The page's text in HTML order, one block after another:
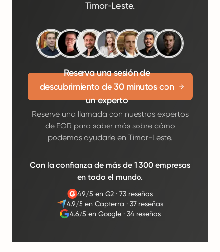
Timor-Leste.
Reserva una sesión de
descubrimiento de 30 minutos con
un experto
Reserve una llamada con nuestros expertos
de EOR para saber más sobre cómo
podemos ayudarle en Timor-Leste.
Con la confianza de más de 1.300 empresas
en todo el mundo.
4.9/5 en G2 ·73 reseñas
4.9/5 en Capterra ·37 reseñas
4.6/5 en Google· 34 reseñas